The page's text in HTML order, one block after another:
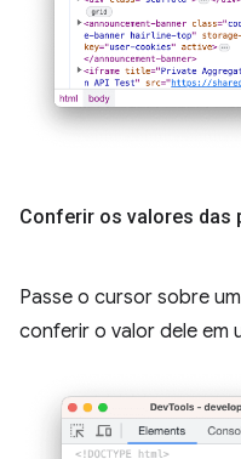
Conferir os valores das
Passe o cursor sobre um
conferir o valor dele em